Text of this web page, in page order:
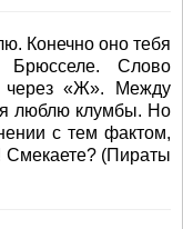
Конечно оно тебя
Слово
через «Ж». Между
я люблю клумбы. Но
с тем фактом,
Смекаете? (Пираты